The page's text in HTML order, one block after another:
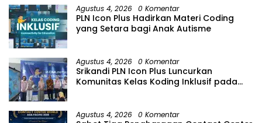
Agustus 4, 2026 0 Komentar
PLN Icon Plus Hadirkan Materi Coding
yang Setara bagi Anak Autisme
Agustus 4, 2026 0 Komentar
Srikandi PLN Icon Plus Luncurkan
Komunitas Kelas Koding Inklusif pada
Agustus 4, 2026 0 Komentar